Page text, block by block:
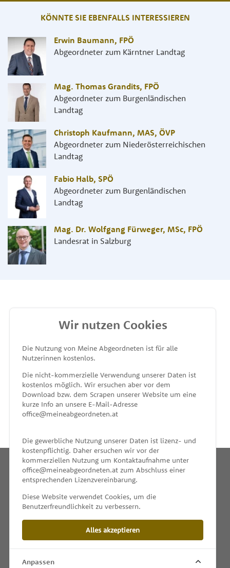
KÖNNTE SIE EBENFALLS INTERESSIEREN
Erwin Baumann, FPÖ
Abgeordneter zum Kärntner Landtag
Mag. Thomas Grandits, FPÖ
Abgeordneter zum Burgenländischen
Landtag
Christoph Kaufmann, MAS, ÖVP
Abgeordneter zum Niederösterreichischen
Landtag
Fabio Halb, SPÖ
Abgeordneter zum Burgenländischen
Landtag
Mag. Dr. Wolfgang Fürweger, MSc, FPÖ
Landesrat in Salzburg
MEINE ABGEORDNETEN
unterstützt von
INFO
IMPRESSUM & KONTAKT
Wir nutzen Cookies
Die Nutzung von Meine Abgeordneten ist für alle
Nutzerinnen kostenlos.
Die nicht-kommerzielle Verwendung unserer Daten ist
kostenlos möglich. Wir ersuchen aber vor dem
Download bzw. dem Scrapen unserer Website um eine
kurze Info an unsere E-Mail-Adresse
office@meineabgeordneten.at
Die gewerbliche Nutzung unserer Daten ist lizenz- und
kostenpflichtig. Daher ersuchen wir vor der
kommerziellen Nutzung um Kontaktaufnahme unter
office@meineabgeordneten.at zum Abschluss einer
entsprechenden Lizenzvereinbarung.
Diese Website verwendet Cookies, um die
Benutzerfreundlichkeit zu verbessern.
Alles akzeptieren
Anpassen